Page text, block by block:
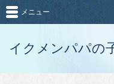
イクメンパパの
メニュー